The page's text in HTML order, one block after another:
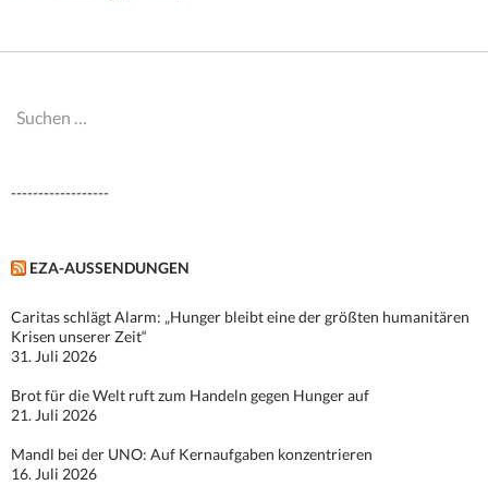
Suchen
------------------
EZA-AUSSENDUNGEN
Caritas schlägt Alarm: „Hunger bleibt eine der größten humanitären
Krisen unserer Zeit“
31. Juli 2026
Brot für die Welt ruft zum Handeln gegen Hunger auf
21. Juli 2026
Mandl bei der UNO: Auf Kernaufgaben konzentrieren
16. Juli 2026